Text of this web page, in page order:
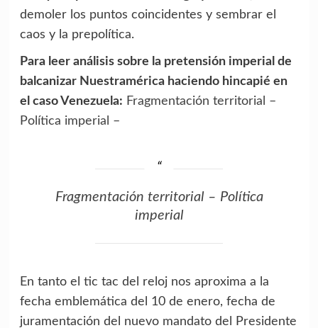
demoler los puntos coincidentes y sembrar el
caos y la prepolítica.
Para leer análisis sobre la pretensión imperial de
balcanizar Nuestramérica haciendo hincapié en
el caso Venezuela: Fragmentación territorial –
Política imperial –
Fragmentación territorial – Política
imperial
En tanto el tic tac del reloj nos aproxima a la
fecha emblemática del 10 de enero, fecha de
juramentación del nuevo mandato del Presidente